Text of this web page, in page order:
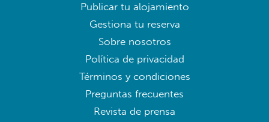
Publicar tu alojamiento
Gestiona tu reserva
Sobre nosotros
Política de privacidad
Términos y condiciones
Preguntas frecuentes
Revista de prensa